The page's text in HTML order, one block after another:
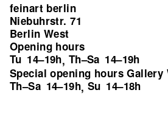
feinart berlin
Niebuhrstr. 71
Berlin West
Opening hours
Tu 14–19h, Th–Sa 14–19h
Special opening hours Gallery
Th–Sa 14–19h, Su 14–18h